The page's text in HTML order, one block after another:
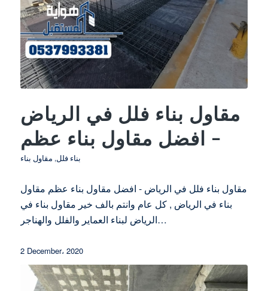
مقاول بناء فلل في الرياض
– افضل مقاول بناء عظم
بناء فلل, مقاول بناء
مقاول بناء فلل في الرياض - افضل مقاول بناء عظم مقاول
بناء في الرياض , كل عام وانتم بالف خير مقاول بناء في
الرياض لبناء العماير والفلل والهناجر…
2 December، 2020